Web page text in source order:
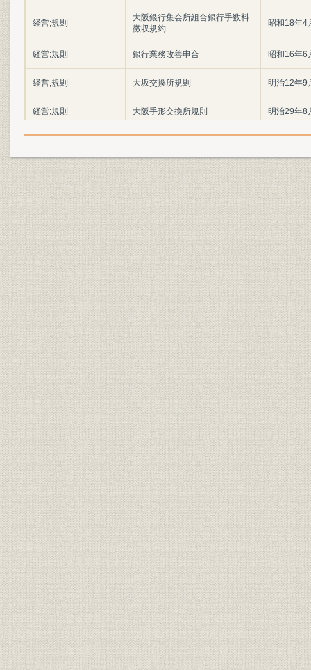
経営;規則
大阪銀行集会所組合銀行手数料
徴収規約
昭和18年4
経営;規則 銀行業務改善申合 昭和16年6
経営;規則 大坂交換所規則 明治12年9
経営;規則 大阪手形交換所規則 明治29年8
経営;安全管理 空襲非常時対策
参考文献
大阪銀行通信録所載主要講演・
論文等一覧
明治31年
沿革 年表(其1 前史関係)
明治元年
(1945)
定款
社団法人大阪銀行協会定款(昭和
20年9月29日制定)
昭和41年
経営;規則 大阪銀行倶楽部規則 昭和30年4
広報
大阪銀行協会主要出版物並に作
成統計類一覧
沿革 年表(其2 協会史関係)
昭和20年
(1966)